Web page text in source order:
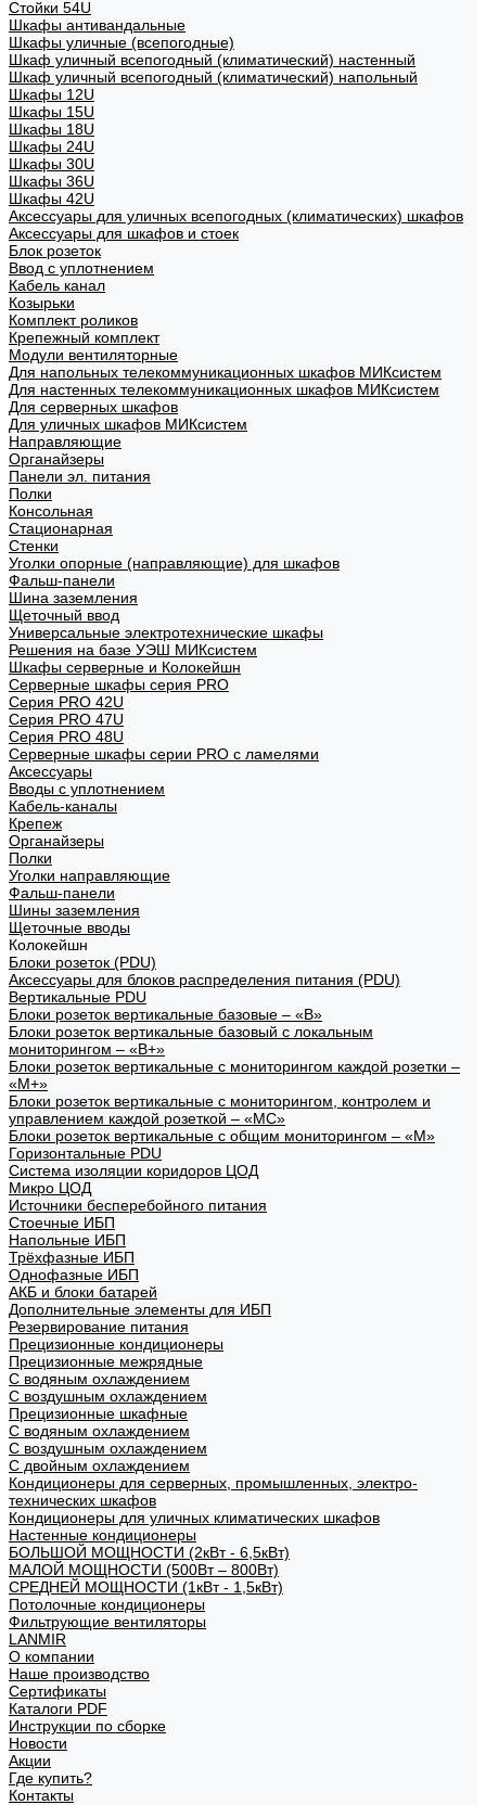
Стойки 54U
Шкафы антивандальные
Шкафы уличные (всепогодные)
Шкаф уличный всепогодный (климатический) настенный
Шкаф уличный всепогодный (климатический) напольный
Шкафы 12U
Шкафы 15U
Шкафы 18U
Шкафы 24U
Шкафы 30U
Шкафы 36U
Шкафы 42U
Аксессуары для уличных всепогодных (климатических) шкафов
Аксессуары для шкафов и стоек
Блок розеток
Ввод с уплотнением
Кабель канал
Козырьки
Комплект роликов
Крепежный комплект
Модули вентиляторные
Для напольных телекоммуникационных шкафов МИКсистем
Для настенных телекоммуникационных шкафов МИКсистем
Для серверных шкафов
Для уличных шкафов МИКсистем
Направляющие
Органайзеры
Панели эл. питания
Полки
Консольная
Стационарная
Стенки
Уголки опорные (направляющие) для шкафов
Фальш-панели
Шина заземления
Щеточный ввод
Универсальные электротехнические шкафы
Решения на базе УЭШ МИКсистем
Шкафы серверные и Колокейшн
Серверные шкафы серия PRO
Серия PRO 42U
Серия PRO 47U
Серия PRO 48U
Серверные шкафы серии PRO с ламелями
Аксессуары
Вводы с уплотнением
Кабель-каналы
Крепеж
Органайзеры
Полки
Уголки направляющие
Фальш-панели
Шины заземления
Щеточные вводы
Колокейшн
Блоки розеток (PDU)
Аксессуары для блоков распределения питания (PDU)
Вертикальные PDU
Блоки розеток вертикальные базовые – «В»
Блоки розеток вертикальные базовый с локальным
мониторингом – «В+»
Блоки розеток вертикальные с мониторингом каждой розетки –
«М+»
Блоки розеток вертикальные с мониторингом, контролем и
управлением каждой розеткой – «МС»
Блоки розеток вертикальные с общим мониторингом – «М»
Горизонтальные PDU
Система изоляции коридоров ЦОД
Микро ЦОД
Источники бесперебойного питания
Стоечные ИБП
Напольные ИБП
Трёхфазные ИБП
Однофазные ИБП
АКБ и блоки батарей
Дополнительные элементы для ИБП
Резервирование питания
Прецизионные кондиционеры
Прецизионные межрядные
С водяным охлаждением
С воздушным охлаждением
Прецизионные шкафные
С водяным охлаждением
С воздушным охлаждением
С двойным охлаждением
Кондиционеры для серверных, промышленных, электро-
технических шкафов
Кондиционеры для уличных климатических шкафов
Настенные кондиционеры
БОЛЬШОЙ МОЩНОСТИ (2кВт - 6,5кВт)
МАЛОЙ МОЩНОСТИ (500Вт – 800Вт)
СРЕДНЕЙ МОЩНОСТИ (1кВт - 1,5кВт)
Потолочные кондиционеры
Фильтрующие вентиляторы
LANMIR
О компании
Наше производство
Сертификаты
Каталоги PDF
Инструкции по сборке
Новости
Акции
Где купить?
Контакты